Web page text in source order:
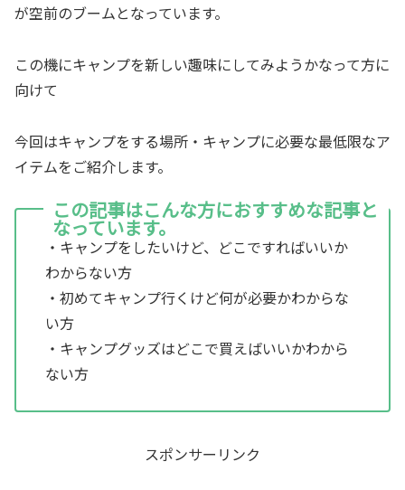
が空前のブームとなっています。
この機にキャンプを新しい趣味にしてみようかなって方に
向けて
今回はキャンプをする場所・キャンプに必要な最低限なア
イテムをご紹介します。
この記事はこんな方におすすめな記事と
なっています。
・キャンプをしたいけど、どこですればいいか
わからない方
・初めてキャンプ行くけど何が必要かわからな
い方
・キャンプグッズはどこで買えばいいかわから
ない方
スポンサーリンク